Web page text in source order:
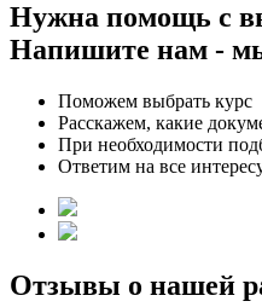
Нужна помощь с
Напишите нам -
Поможем выбрать курс
Расскажем, какие
При необходимости
Ответим на все
Отзывы о нашей